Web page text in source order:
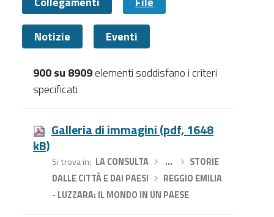
Notizie Eventi
900 su 8909elementi soddisfano i criteri
specificati
Galleria di immagini (pdf, 1648
kB)
Si trova in LA CONSULTA› …
STORIE
DALLE CITTÀ E DAI PAESI
REGGIO EMILIA
- LUZZARA: IL MONDO IN UN PAESE